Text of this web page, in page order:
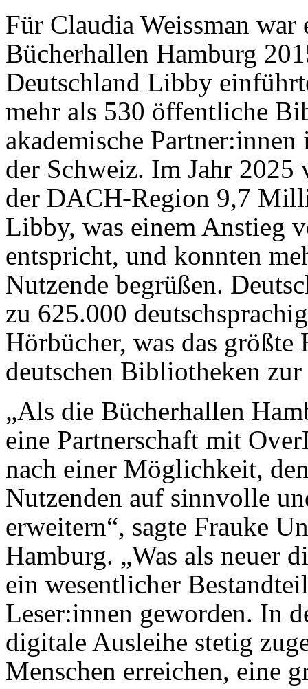
Für Claudia Weissman
Bücherhallen Hamburg
Deutschland Libby
mehr als 530 öffentliche
akademische
der Schweiz. Im Jahr
der DACH-Region 9,7
Libby, was einem Anstieg
entspricht, und konnten
Nutzende begrüßen.
zu 625.000
Hörbücher, was das
deutschen Bibliotheken
„Als die Bücherhallen
eine Partnerschaft mit
nach einer Möglichkeit,
Nutzenden auf sinnvolle
erweitern“, sagte Frauke
Hamburg. „Was als neuer
ein wesentlicher
Leser:innen geworden. In
digitale Ausleihe stetig
Menschen erreichen, eine